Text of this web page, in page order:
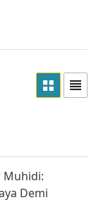
Muhidi:
Demi